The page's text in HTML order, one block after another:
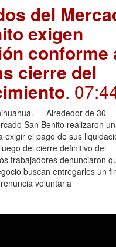
del
exigen
conforme
cierre del
.
— Alrededor de 30
San Benito realizaron
exigir el pago de sus
del cierre definitivo del
trabajadores denunciaron
buscan entregarles un
voluntaria